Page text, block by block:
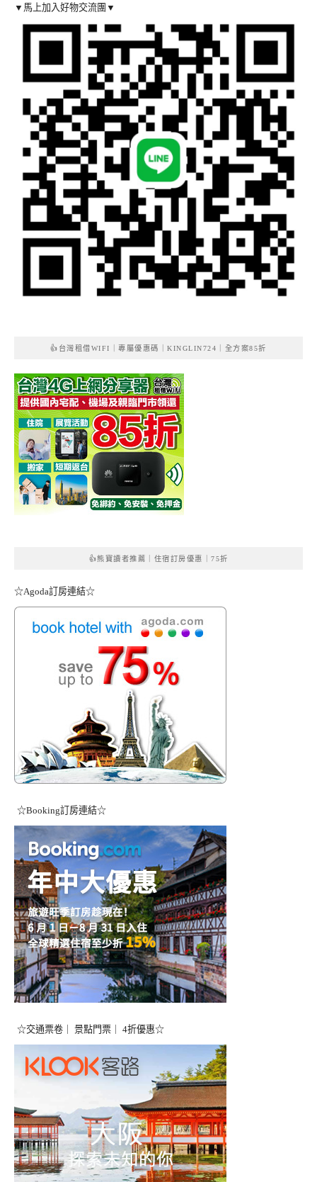
▼馬上加入好物交流團▼
👍台灣租借WIFI｜專屬優惠碼｜KINGLIN724｜全方案85折
👍熊寶讀者推薦｜住宿訂房優惠｜75折
☆Agoda訂房連結☆
☆Booking訂房連結☆
☆交通票卷｜ 景點門票｜ 4折優惠☆